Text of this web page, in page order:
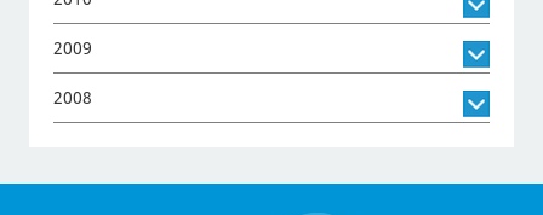
2009
2008